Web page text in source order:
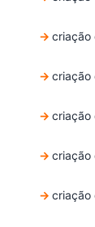
criação
criação
criação
criação
criação